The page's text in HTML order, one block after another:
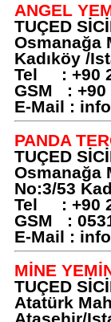
ANGEL
TUÇED
Osmanağa
Kadıköy /
Tel : +90
GSM : +90
E-Mail :
PANDA
TUÇED
Osmanağa
No:3/53
Tel : +90
GSM :
E-Mail :
MİNE
TUÇED
Atatürk